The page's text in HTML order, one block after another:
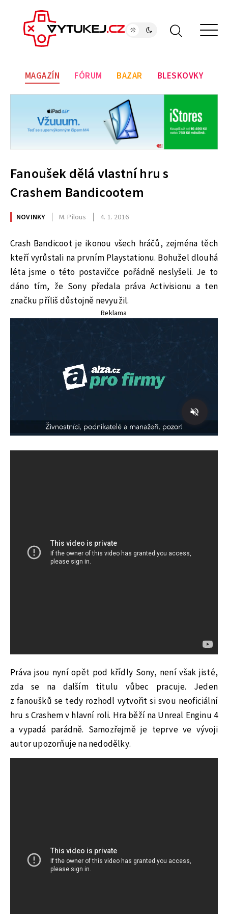
MAGAZÍN FÓRUM BAZAR BLESKOVKY
Fanoušek dělá vlastní hru s
Crashem Bandicootem
NOVINKY M. Pilous 4. 1. 2016
Crash Bandicoot je ikonou všech hráčů, zejména těch
kteří vyrůstali na prvním Playstationu. Bohužel dlouhá
léta jsme o této postavičce pořádně neslyšeli. Je to
dáno tím, že Sony předala práva Activisionu a ten
značku příliš důstojně nevyužil.
Reklama
Práva jsou nyní opět pod křídly Sony, není však jisté,
zda se na dalším titulu vůbec pracuje. Jeden
z fanoušků se tedy rozhodl vytvořit si svou neoficiální
hru s Crashem v hlavní roli. Hra běží na Unreal Enginu 4
a vypadá parádně. Samozřejmě je teprve ve vývoji
autor upozorňuje na nedodělky.